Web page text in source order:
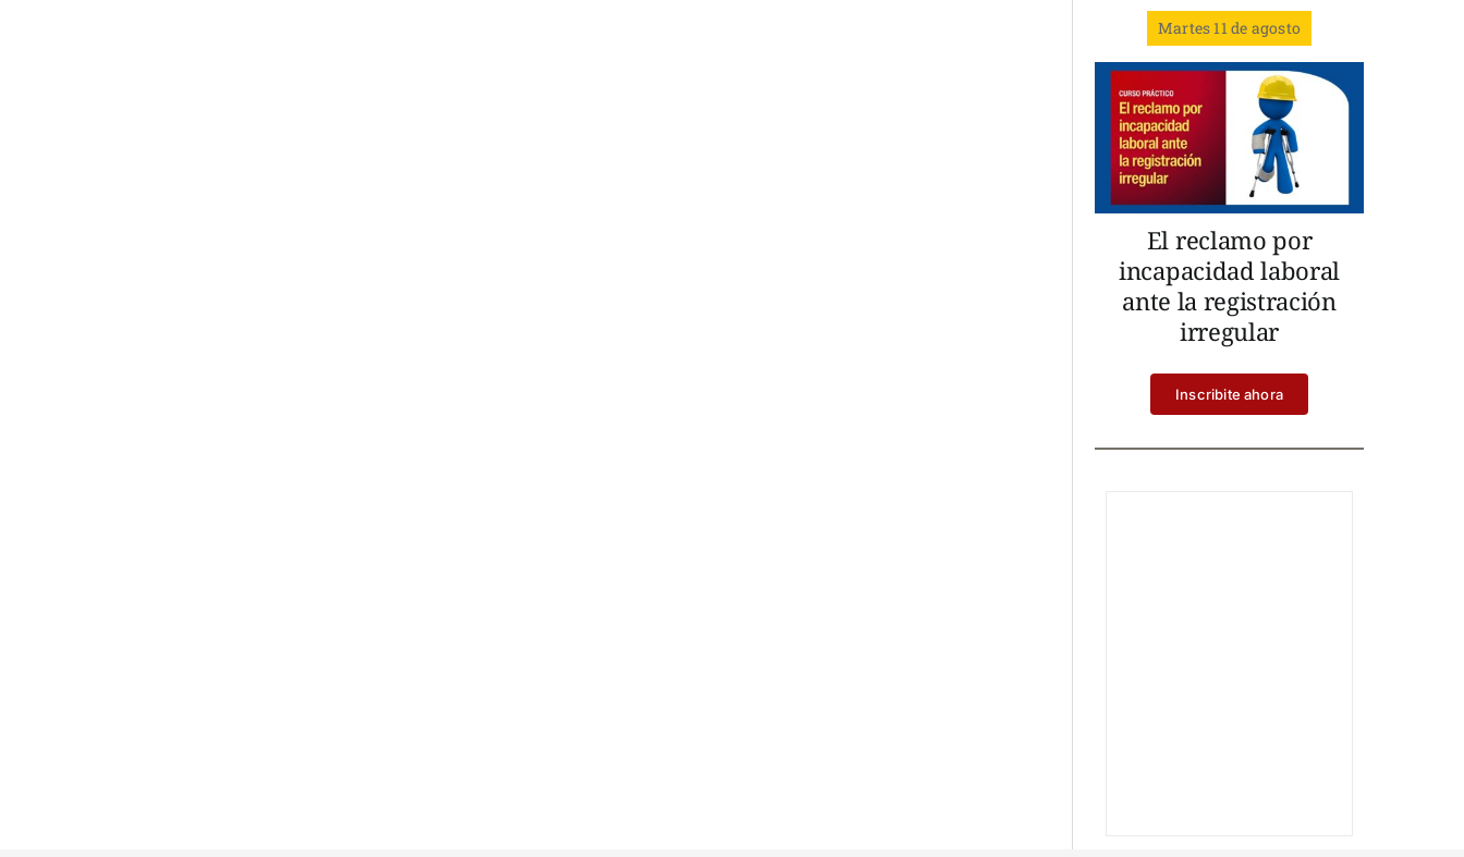
Martes 11 de agosto
El reclamo por
incapacidad laboral
ante la registración
irregular
Inscribite ahora